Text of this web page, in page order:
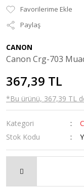
Paylaş
CANON
Canon Crg-703
367,39 TL
*Bu ürünü, 367,39 TL
Kategori
Stok Kodu